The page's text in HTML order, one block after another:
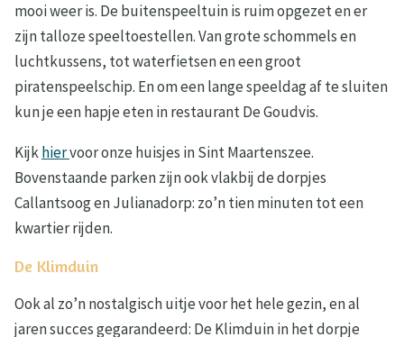
mooi weer is. De buitenspeeltuin is ruim opgezet en er
zijn talloze speeltoestellen. Van grote schommels en
luchtkussens, tot waterfietsen en een groot
piratenspeelschip. En om een lange speeldag af te sluiten
kun je een hapje eten in restaurant De Goudvis.
Kijkhiervoor onze huisjes in Sint Maartenszee.
Bovenstaande parken zijn ook vlakbij de dorpjes
Callantsoog en Julianadorp: zo’n tien minuten tot een
kwartier rijden.
De Klimduin
Ook al zo’n nostalgisch uitje voor het hele gezin, en al
jaren succes gegarandeerd: De Klimduin in het dorpje